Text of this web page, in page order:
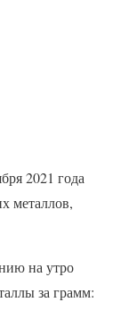
2021 года
металлов,
на утро
за грамм: